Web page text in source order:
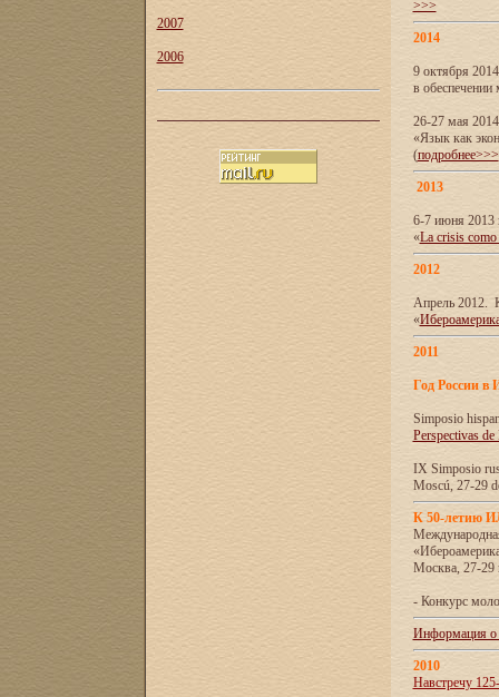
2007
2006
>>>
2014
9 октября
в обеспечении
26-27 мая
«Язык как
(подробнее>>>
2013
6-7 июня 2013
«La crisis como
2012
Апрель 2012.
«
2011
Год России в
Simposio
Perspectivas
IX Simposio
Moscú, 27-29
К 50-летию
Москва, 27-29
- Конкурс
Информация о
2010
Навстречу